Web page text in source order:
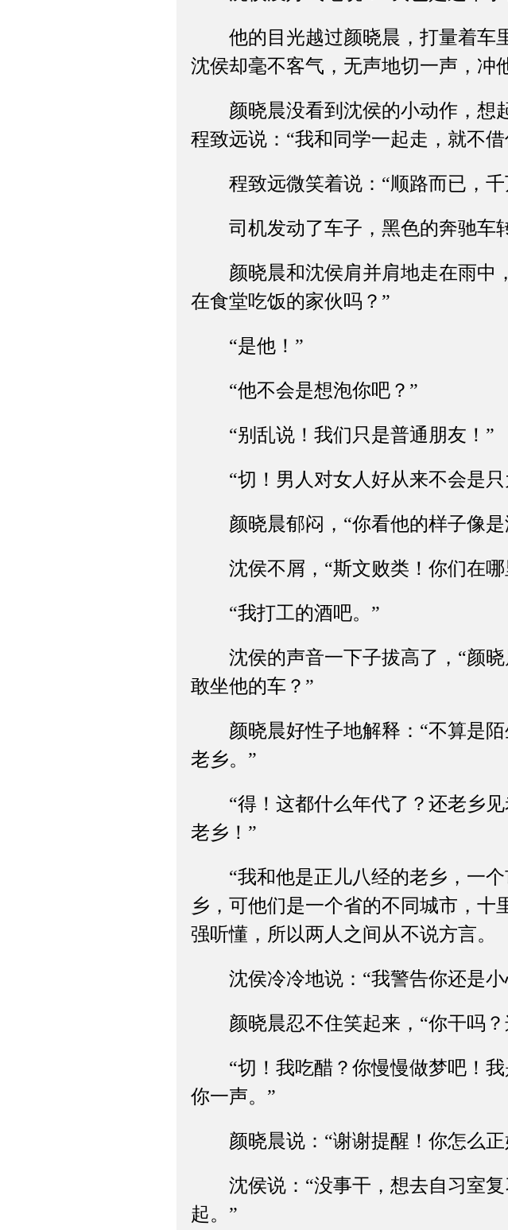
他的目光越过颜晓晨，打量着车里
沈侯却毫不客气，无声地切一声，冲
颜晓晨没看到沈侯的小动作，想
程致远说：“我和同学一起走，就不
程致远微笑着说：“顺路而已，千
司机发动了车子，黑色的奔驰车转
颜晓晨和沈侯肩并肩地走在雨中
在食堂吃饭的家伙吗？”
“是他！”
“他不会是想泡你吧？”
“别乱说！我们只是普通朋友！”
“切！男人对女人好从来不会是只
颜晓晨郁闷，“你看他的样子像是
沈侯不屑，“斯文败类！你们在哪
“我打工的酒吧。”
沈侯的声音一下子拔高了，“颜晓
敢坐他的车？”
颜晓晨好性子地解释：“不算是陌
老乡。”
“得！这都什么年代了？还老乡见
老乡！”
“我和他是正儿八经的老乡，一个
乡，可他们是一个省的不同城市，
强听懂，所以两人之间从不说方言。
沈侯冷冷地说：“我警告你还是小
颜晓晨忍不住笑起来，“你干吗？
“切！我吃醋？你慢慢做梦吧！我
你一声。”
颜晓晨说：“谢谢提醒！你怎么正
沈侯说：“没事干，想去自习室复
起。”